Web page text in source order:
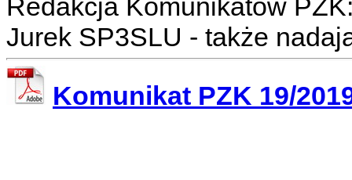
Redakcja Komunikatów
Jurek SP3SLU - także
Komunikat PZK 19/